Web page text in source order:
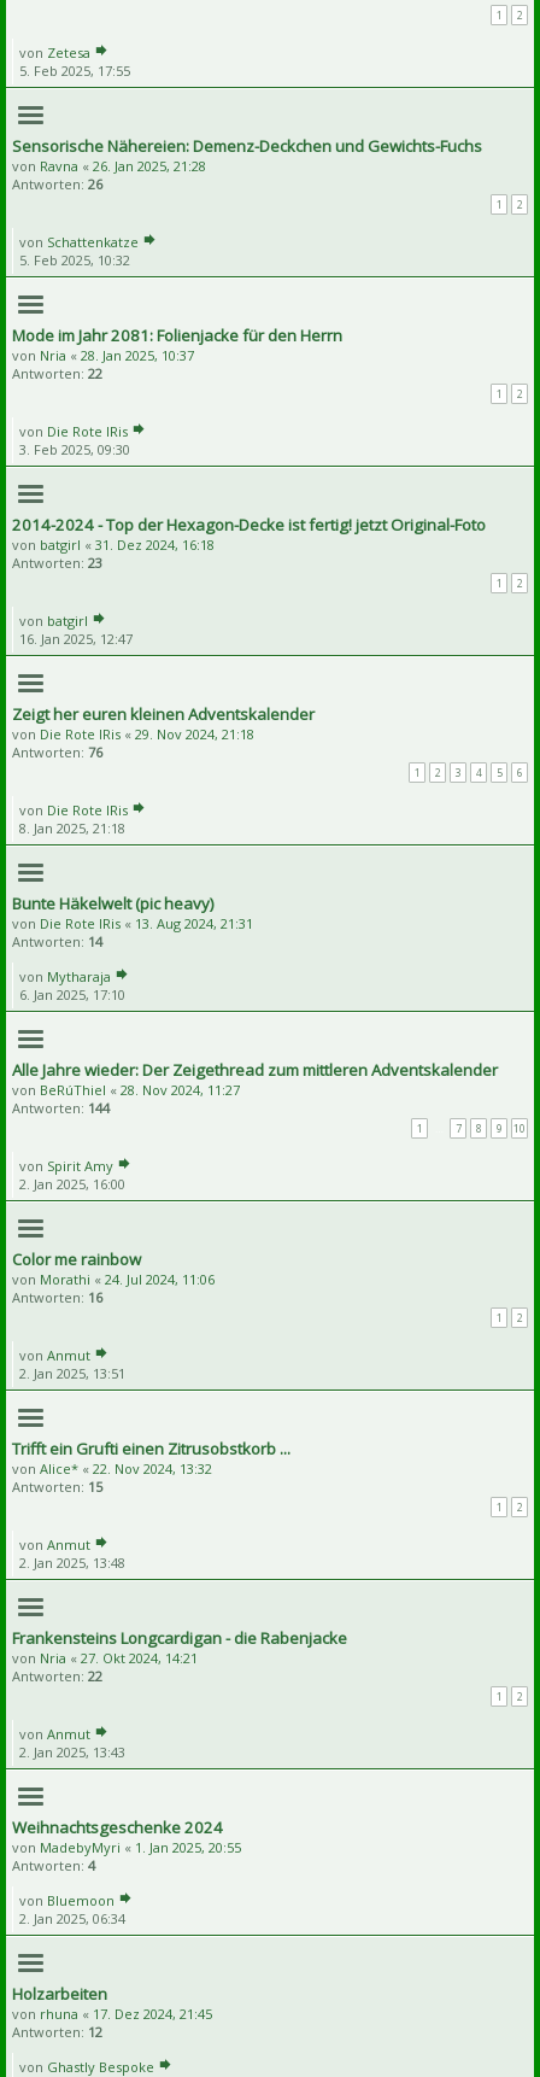
1 2
von Zetesa
5. Feb 2025, 17:55
Sensorische Nähereien: Demenz-Deckchen und Gewichts-Fuchs
von Ravna « 26. Jan 2025, 21:28
Antworten: 26
1 2
von Schattenkatze
5. Feb 2025, 10:32
Mode im Jahr 2081: Folienjacke für den Herrn
von Nria « 28. Jan 2025, 10:37
Antworten: 22
1 2
von Die Rote IRis
3. Feb 2025, 09:30
2014-2024 - Top der Hexagon-Decke ist fertig! jetzt Original-Foto
von batgirl « 31. Dez 2024, 16:18
Antworten: 23
1 2
von batgirl
16. Jan 2025, 12:47
Zeigt her euren kleinen Adventskalender
von Die Rote IRis « 29. Nov 2024, 21:18
Antworten: 76
1 2 3 4 5 6
von Die Rote IRis
8. Jan 2025, 21:18
Bunte Häkelwelt (pic heavy)
von Die Rote IRis « 13. Aug 2024, 21:31
Antworten: 14
von Mytharaja
6. Jan 2025, 17:10
Alle Jahre wieder: Der Zeigethread zum mittleren Adventskalender
von BeRúThiel « 28. Nov 2024, 11:27
Antworten: 144
1 7 8 9 10
von Spirit Amy
2. Jan 2025, 16:00
Color me rainbow
von Morathi « 24. Jul 2024, 11:06
Antworten: 16
1 2
von Anmut
2. Jan 2025, 13:51
Trifft ein Grufti einen Zitrusobstkorb ...
von Alice* « 22. Nov 2024, 13:32
Antworten: 15
1 2
von Anmut
2. Jan 2025, 13:48
Frankensteins Longcardigan - die Rabenjacke
von Nria « 27. Okt 2024, 14:21
Antworten: 22
1 2
von Anmut
2. Jan 2025, 13:43
Weihnachtsgeschenke 2024
von MadebyMyri « 1. Jan 2025, 20:55
Antworten: 4
von Bluemoon
2. Jan 2025, 06:34
Holzarbeiten
von rhuna « 17. Dez 2024, 21:45
Antworten: 12
von Ghastly Bespoke